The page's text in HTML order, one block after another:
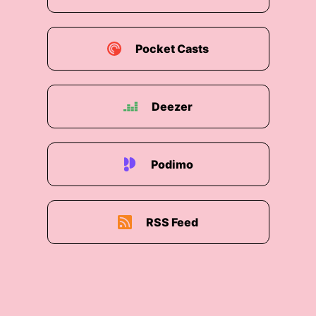
00:01:02: Es geht ja viel um digitale
Souveränität aber oft ist diese Diskussion relativ
waage und bei eurem Case ist es jetzt sehr
das ist der Versuch der europäischen Banken
Apple Pay und PayPal etwas entgegenzusetzen,
eine eigene Bezahlmethode zu entwickeln.
00:01:30: Wo man dann zum Beispiel Geld an
bezahlen kann in Zukunft und auch an der Kasse
im Supermarkt damit bezahlt.
Pocket Casts
Deezer
Podimo
RSS Feed